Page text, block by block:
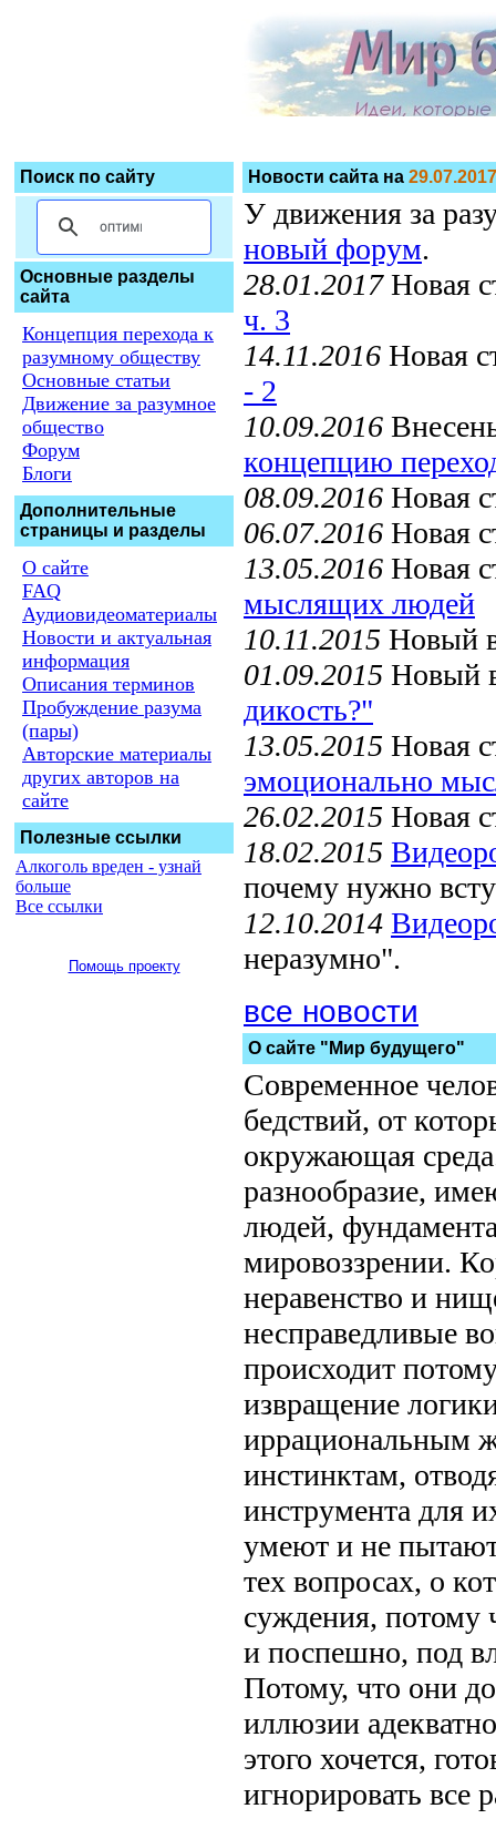
Поиск по сайту
Основные разделы
сайта
Концепция перехода к
разумному обществу
Основные статьи
Движение за разумное
общество
Форум
Блоги
Дополнительные
страницы и разделы
О сайте
FAQ
Аудиовидеоматериалы
Новости и актуальная
информация
Описания терминов
Пробуждение разума
(пары)
Авторские материалы
других авторов на
сайте
Полезные ссылки
Алкоголь вреден - узнай
больше
Все ссылки
Помощь проекту
Новости сайта на 29.07.2017
У движения за
новый форум.
28.01.2017Новая
ч. 3
14.11.2016 Новая
- 2
10.09.2016
концепцию
08.09.2016 Новая
06.07.2016 Новая
13.05.2016 Новая
мыслящих людей
10.11.2015 Новый
01.09.2015 Новый
дикость?"
13.05.2015 Новая
эмоционально
26.02.2015 Новая
18.02.2015
почему нужно
12.10.2014
неразумно".
все новости
О сайте "Мир будущего"
Современное
бедствий, от
окружающая
разнообразие,
людей,
мировоззрении.
неравенство и
несправедливые
происходит
извращение
иррациональным
инстинктам,
инструмента для
умеют и не
тех вопросах, о
суждения, потому
и поспешно, под
Потому, что они
иллюзии
этого хочется,
игнорировать все